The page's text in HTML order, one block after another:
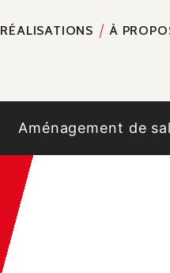
RÉALISATIONS À
Aménagement de